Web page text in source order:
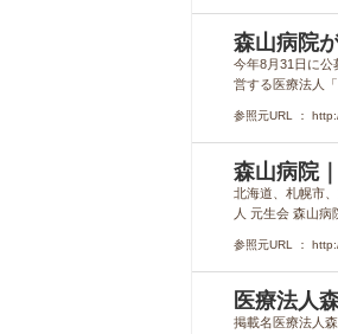
森山病院
今年8月31日に公
営する医療法人
参照元URL ：
森山病院
北海道、札幌市
人 元生会 森山病
参照元URL ：
医療法人
掲載名医療法人